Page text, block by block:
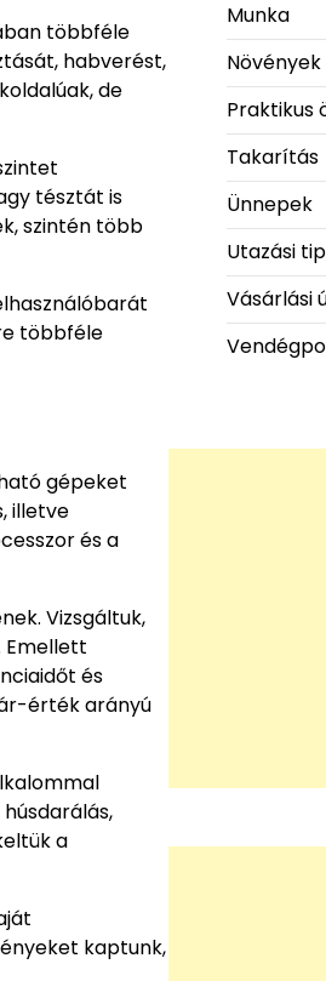
többféle
habverést,
de
tésztát is
szintén több
többféle
gépeket
illetve
és a
Vizsgáltuk,
Emellett
és
érték arányú
a
kaptunk,
Munka
Növények
Praktikus
Takarítás
Ünnepek
Utazási
Vásárlási